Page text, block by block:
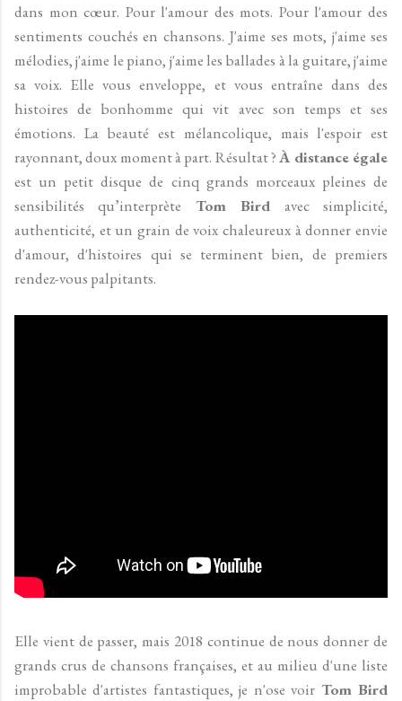
dans mon cœur. Pour l'amour des mots. Pour l'amour des
sentiments couchés en chansons. J'aime ses mots, j'aime ses
mélodies, j'aime le piano, j'aime les ballades à la guitare, j'aime
sa voix. Elle vous enveloppe, et vous entraîne dans des
histoires de bonhomme qui vit avec son temps et ses
émotions. La beauté est mélancolique, mais l'espoir est
rayonnant, doux moment à part. Résultat ?À distance égale
est un petit disque de cinq grands morceaux pleines de
sensibilités qu’interprète Tom Bird avec simplicité,
authenticité, et un grain de voix chaleureux à donner envie
d'amour, d'histoires qui se terminent bien, de premiers
rendez-vous palpitants.
Elle vient de passer, mais 2018 continue de nous donner de
grands crus de chansons françaises, et au milieu d'une liste
improbable d'artistes fantastiques, je n'ose voir Tom Bird